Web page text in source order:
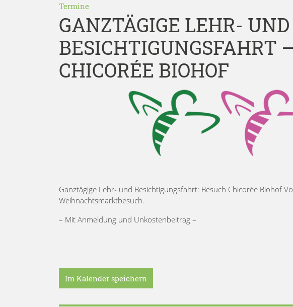
Termine
GANZTÄGIGE LEHR- UND
BESICHTIGUNGSFAHRT
CHICORÉE BIOHOF
Ganztägige Lehr- und Besichtigungsfahrt: Besuch Chicorée Biohof
Weihnachtsmarktbesuch.
– Mit Anmeldung und Unkostenbeitrag –
Im Kalender speichern